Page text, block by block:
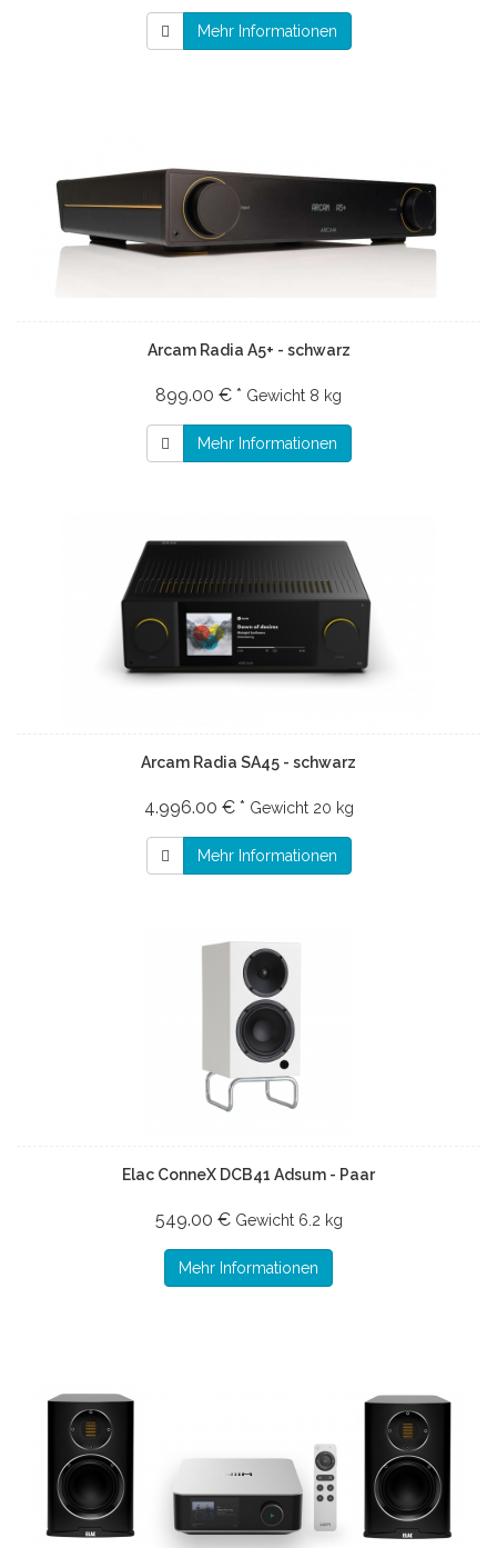
Mehr Informationen
Arcam Radia A5+ - schwarz
899.00 € * Gewicht 8 kg
Mehr Informationen
Arcam Radia SA45 - schwarz
4.996.00 € * Gewicht 20 kg
Mehr Informationen
Elac ConneX DCB41 Adsum - Paar
549.00 € Gewicht 6.2 kg
Mehr Informationen